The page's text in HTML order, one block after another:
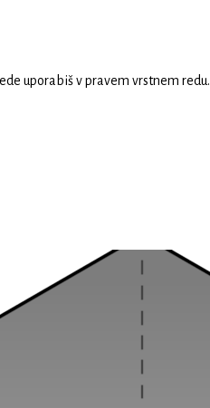
uporabiš v pravem vrstnem redu.